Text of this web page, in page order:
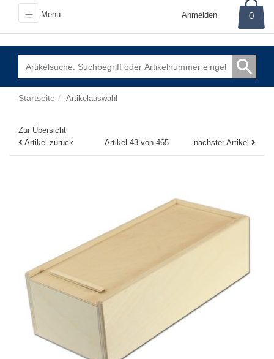
Menü Anmelden 0
Startseite Artikelauswahl
Zur Übersicht
Artikel zurück
Artikel 43 von 465 nächster Artikel